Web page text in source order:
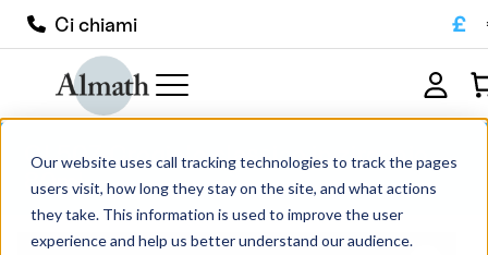
Our website uses call tracking technologies to track the pages
users visit, how long they stay on the site, and what actions
they take. This information is used to improve the user
experience and help us better understand our audience.
Ci chiami £
CL50Z Crogiolo classico in zirconio
80ml